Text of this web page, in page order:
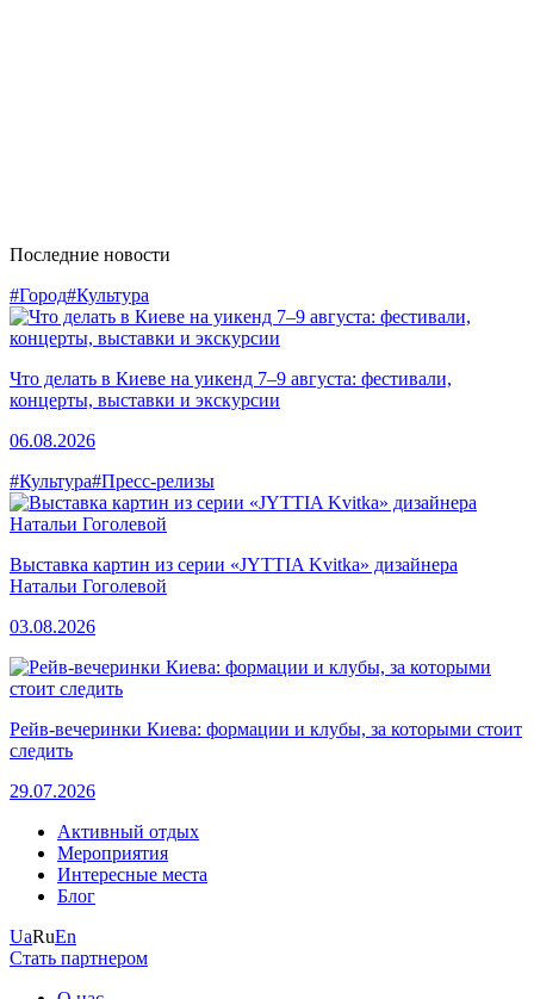
Последние новости
#Город#Культура
Что делать в Киеве на уикенд 7–9 августа: фестивали,
концерты, выставки и экскурсии
06.08.2026
#Культура#Пресс-релизы
Выставка картин из серии «JYTTIA Kvitka» дизайнера
Натальи Гоголевой
03.08.2026
Рейв-вечеринки Киева: формации и клубы, за которыми стоит
следить
29.07.2026
Активный отдых
Мероприятия
Интересные места
Блог
UaRuEn
Стать партнером